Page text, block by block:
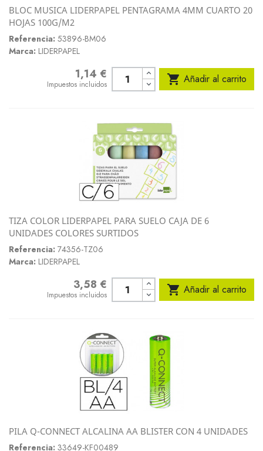
BLOC MUSICA LIDERPAPEL PENTAGRAMA 4MM CUARTO 20
HOJAS 100G/M2
Referencia: 53896-BM06
Marca: LIDERPAPEL
1,14 €
Impuestos incluidos  Añadir al carrito
TIZA COLOR LIDERPAPEL PARA SUELO CAJA DE 6
UNIDADES COLORES SURTIDOS
Referencia: 74356-TZ06
Marca: LIDERPAPEL
3,58 €
Impuestos incluidos  Añadir al carrito
PILA Q-CONNECT ALCALINA AA BLISTER CON 4 UNIDADES
Referencia: 33649-KF00489